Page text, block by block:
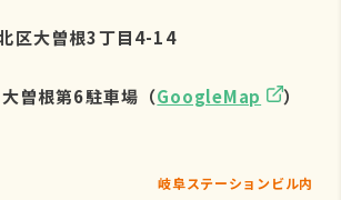
区大曽根3丁目4-14
曽根第6駐車場（GoogleMap
）
岐阜ステーションビル内